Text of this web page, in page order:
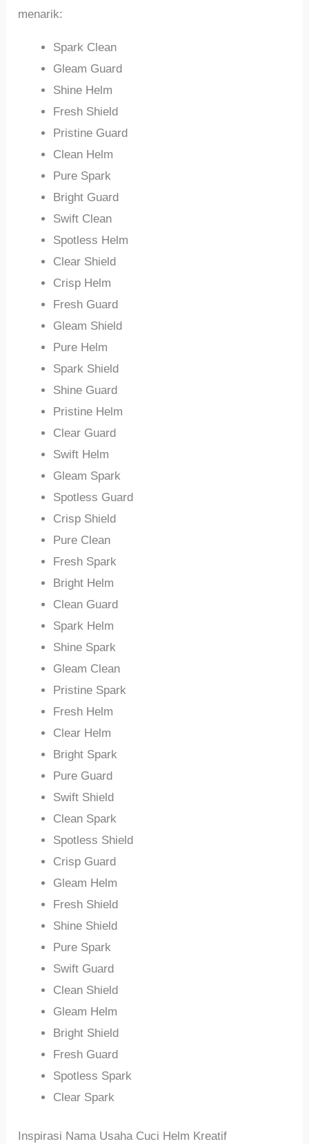
menarik:
Spark Clean
Gleam Guard
Shine Helm
Fresh Shield
Pristine Guard
Clean Helm
Pure Spark
Bright Guard
Swift Clean
Spotless Helm
Clear Shield
Crisp Helm
Fresh Guard
Gleam Shield
Pure Helm
Spark Shield
Shine Guard
Pristine Helm
Clear Guard
Swift Helm
Gleam Spark
Spotless Guard
Crisp Shield
Pure Clean
Fresh Spark
Bright Helm
Clean Guard
Spark Helm
Shine Spark
Gleam Clean
Pristine Spark
Fresh Helm
Clear Helm
Bright Spark
Pure Guard
Swift Shield
Clean Spark
Spotless Shield
Crisp Guard
Gleam Helm
Fresh Shield
Shine Shield
Pure Spark
Swift Guard
Clean Shield
Gleam Helm
Bright Shield
Fresh Guard
Spotless Spark
Clear Spark
Inspirasi Nama Usaha Cuci Helm Kreatif